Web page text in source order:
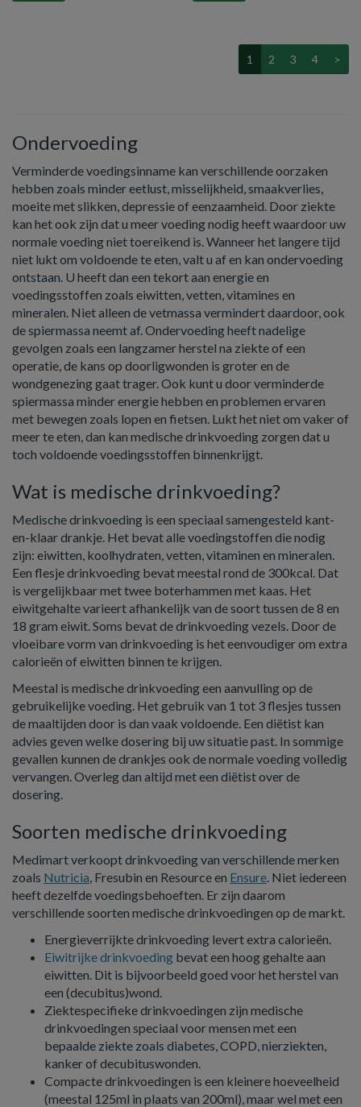
1 2 3 4 >
Ondervoeding
Verminderde voedingsinname kan verschillende oorzaken
hebben zoals minder eetlust, misselijkheid, smaakverlies,
moeite met slikken, depressie of eenzaamheid. Door ziekte
kan het ook zijn dat u meer voeding nodig heeft waardoor uw
normale voeding niet toereikend is. Wanneer het langere tijd
niet lukt om voldoende te eten, valt u af en kan ondervoeding
ontstaan. U heeft dan een tekort aan energie en
voedingsstoffen zoals eiwitten, vetten, vitamines en
mineralen. Niet alleen de vetmassa vermindert daardoor, ook
de spiermassa neemt af. Ondervoeding heeft nadelige
gevolgen zoals een langzamer herstel na ziekte of een
operatie, de kans op doorligwonden is groter en de
wondgenezing gaat trager. Ook kunt u door verminderde
spiermassa minder energie hebben en problemen ervaren
met bewegen zoals lopen en fietsen. Lukt het niet om vaker of
meer te eten, dan kan medische drinkvoeding zorgen dat u
toch voldoende voedingsstoffen binnenkrijgt.
Wat is medische drinkvoeding?
Medische drinkvoeding is een speciaal samengesteld kant-
en-klaar drankje. Het bevat alle voedingstoffen die nodig
zijn: eiwitten, koolhydraten, vetten, vitaminen en mineralen.
Een flesje drinkvoeding bevat meestal rond de 300kcal. Dat
is vergelijkbaar met twee boterhammen met kaas. Het
eiwitgehalte varieert afhankelijk van de soort tussen de 8 en
18 gram eiwit. Soms bevat de drinkvoeding vezels. Door de
vloeibare vorm van drinkvoeding is het eenvoudiger om extra
calorieën of eiwitten binnen te krijgen.
Meestal is medische drinkvoeding een aanvulling op de
gebruikelijke voeding. Het gebruik van 1 tot 3 flesjes tussen
de maaltijden door is dan vaak voldoende. Een diëtist kan
advies geven welke dosering bij uw situatie past. In sommige
gevallen kunnen de drankjes ook de normale voeding volledig
vervangen. Overleg dan altijd met een diëtist over de
dosering.
Soorten medische drinkvoeding
Medimart verkoopt drinkvoeding van verschillende merken
zoals Nutricia, Fresubin en Resource en Ensure. Niet iedereen
heeft dezelfde voedingsbehoeften. Er zijn daarom
verschillende soorten medische drinkvoedingen op de markt.
Energieverrijkte drinkvoeding levert extra calorieën.
Eiwitrijke drinkvoeding bevat een hoog gehalte aan
eiwitten. Dit is bijvoorbeeld goed voor het herstel van
een (decubitus)wond.
Ziektespecifieke drinkvoedingen zijn medische
drinkvoedingen speciaal voor mensen met een
bepaalde ziekte zoals diabetes, COPD, nierziekten,
kanker of decubituswonden.
Compacte drinkvoedingen is een kleinere hoeveelheid
(meestal 125ml in plaats van 200ml), maar wel met een